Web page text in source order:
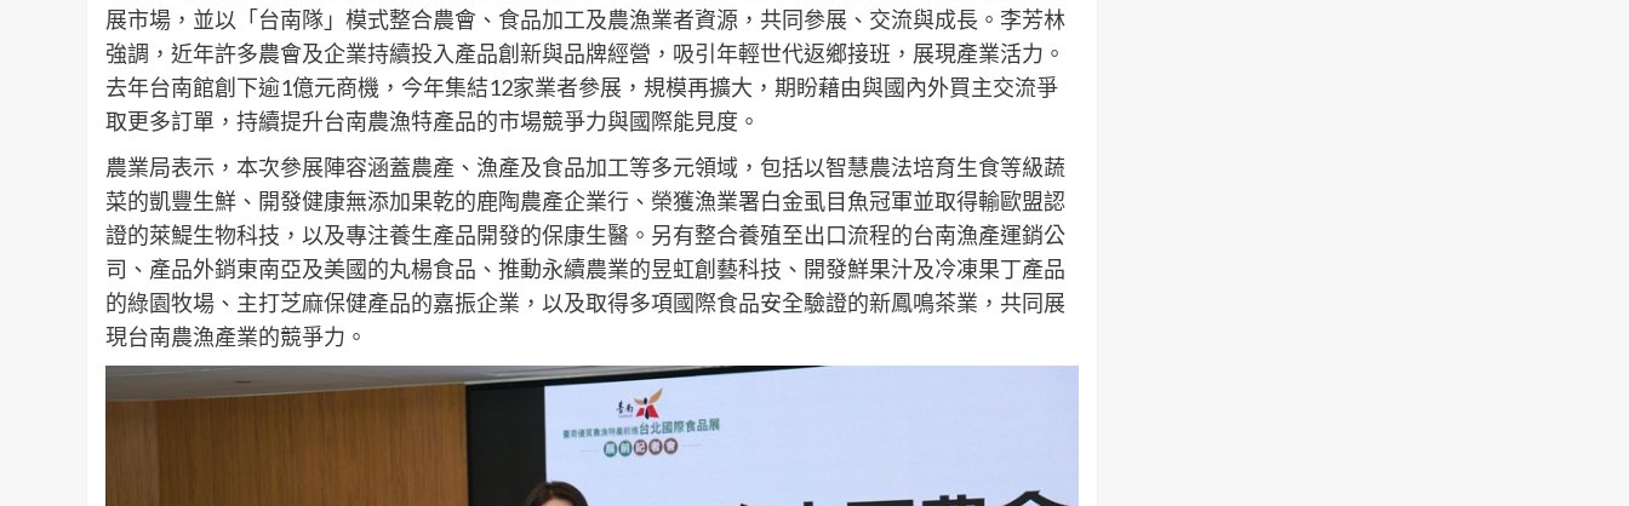
展市場，並以「台南隊」模式整合農會、食品加工及農漁業者資源，共同參展、交流與成長。李芳林
強調，近年許多農會及企業持續投入產品創新與品牌經營，吸引年輕世代返鄉接班，展現產業活力。
去年台南館創下逾1億元商機，今年集結12家業者參展，規模再擴大，期盼藉由與國內外買主交流爭
取更多訂單，持續提升台南農漁特產品的市場競爭力與國際能見度。
農業局表示，本次參展陣容涵蓋農產、漁產及食品加工等多元領域，包括以智慧農法培育生食等級蔬
菜的凱豐生鮮、開發健康無添加果乾的鹿陶農產企業行、榮獲漁業署白金虱目魚冠軍並取得輸歐盟認
證的萊鯷生物科技，以及專注養生產品開發的保康生醫。另有整合養殖至出口流程的台南漁產運銷公
司、產品外銷東南亞及美國的丸楊食品、推動永續農業的昱虹創藝科技、開發鮮果汁及冷凍果丁產品
的綠園牧場、主打芝麻保健產品的嘉振企業，以及取得多項國際食品安全驗證的新鳳鳴茶業，共同展
現台南農漁產業的競爭力。